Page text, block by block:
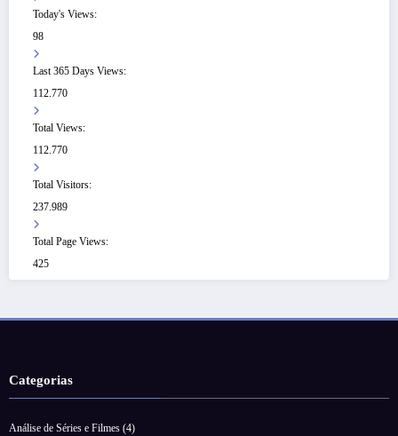
Today's Views:
98
Last 365 Days Views:
112.770
Total Views:
112.770
Total Visitors:
237.989
Total Page Views:
425
Categorias
Análise de Séries e Filmes (4)